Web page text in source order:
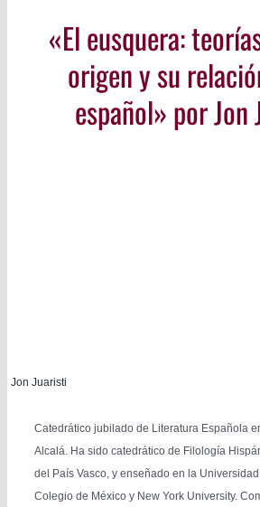
«El eusquera:
origen y su
español» por Jon
Jon Juaristi
Catedrático jubilado de Literatura Española
Alcalá. Ha sido catedrático de Filología
del País Vasco, y enseñado en la
Colegio de México y New York University.